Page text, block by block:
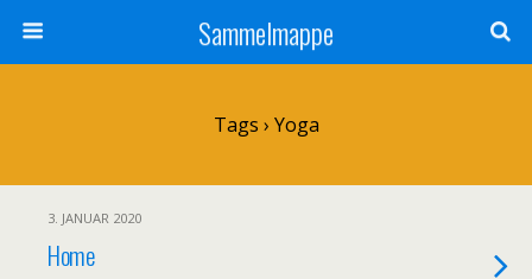
Sammelmappe
Tags › Yoga
3. JANUAR 2020
Home